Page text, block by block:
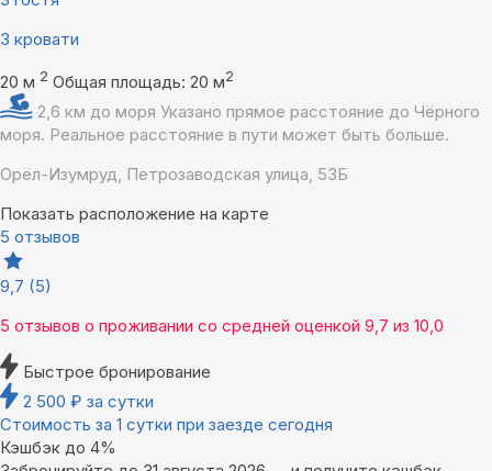
3 кровати
20 м 2 Общая площадь: 20 м2
2,6 км до моря Указано прямое расстояние до Чёрного
моря. Реальное расстояние в пути может быть больше.
Орёл-Изумруд, Петрозаводская улица, 53Б
Показать расположение на карте
5 отзывов
9,7 (5)
5 отзывов о проживании со средней оценкой 9,7 из 10,0
Быстрое бронирование
2 500 ₽ за сутки
Стоимость за 1 сутки при заезде сегодня
Кэшбэк до 4%